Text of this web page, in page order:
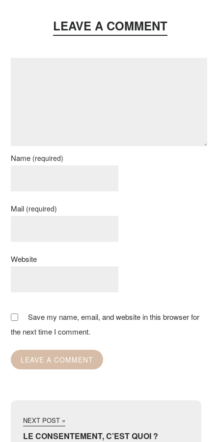
LEAVE A COMMENT
Name (required)
Mail (required)
Website
Save my name, email, and website in this browser for
the next time I comment.
NEXT POST »
LE CONSENTEMENT, C’EST QUOI ?